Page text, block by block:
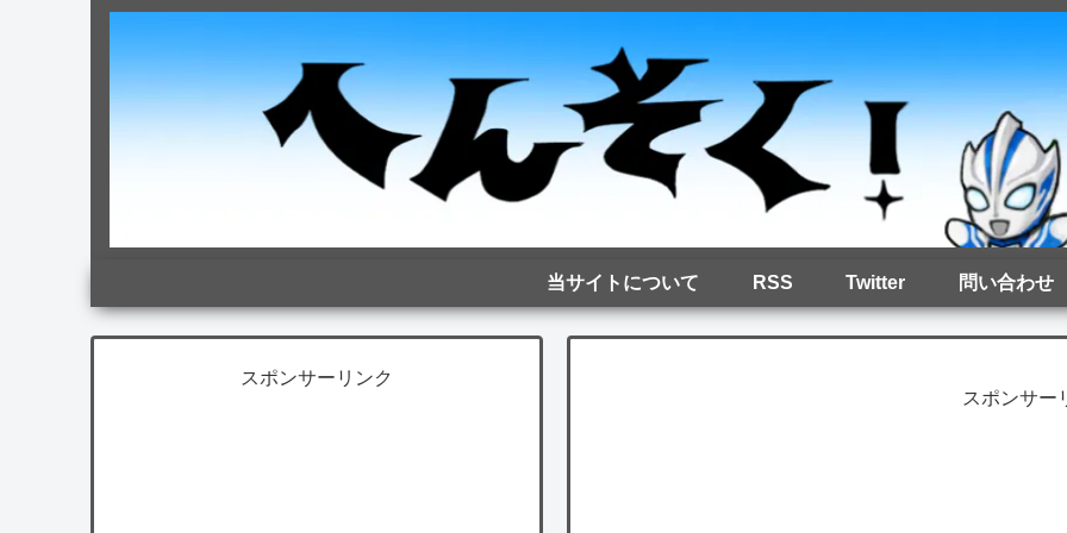
当サイトについて RSS Twitter 問い合わせ
スポンサー
スポンサーリンク